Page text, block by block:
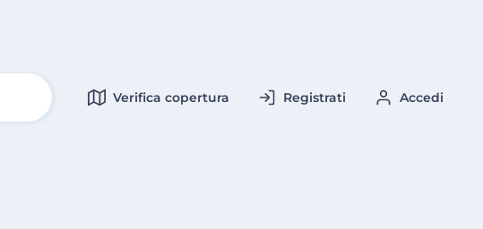
Verifica copertura Registrati Accedi